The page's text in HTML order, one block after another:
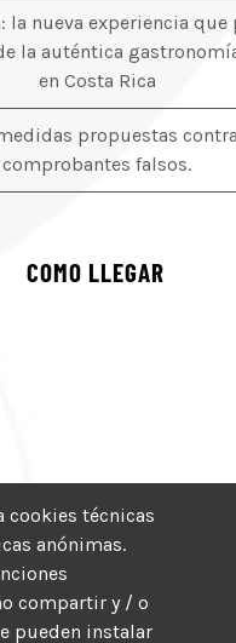
la nueva experiencia que
la auténtica
en Costa Rica
propuestas
comprobantes falsos.
COMO LLEGAR
técnicas
anónimas.
compartir y / o
pueden instalar